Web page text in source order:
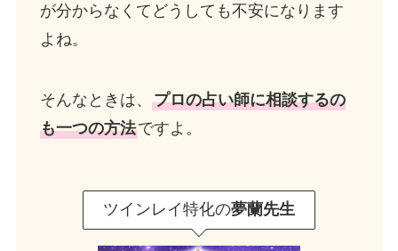
が分からなくてどうしても不安になります
よね。
そんなときは、 プロの占い師に相談するの
も一つの方法ですよ。
ツインレイ特化の夢蘭先生